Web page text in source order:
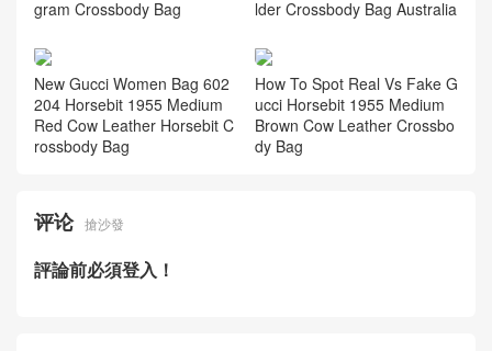
Gucci Bag Price & Photos W
aguette Shoulder Bag Seattl
e USA
2026 New Gucci Bags Horse
her Chain Shoulder Bag Spai
n
What Grade Are Gucci Bags
Gucci Horsebit 1955 Medium
New Gucci Women Bag 602
204 Horsebit 1955 Medium